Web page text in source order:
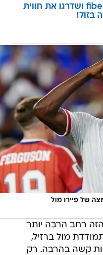
הצטרפו לוואלה fiber ושדרגו את חווית
בזול!
של פיירו מול
רחב הרבה יותר
מול ברזיל,
קשה בהרבה. רק